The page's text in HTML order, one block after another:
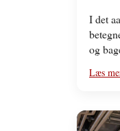
I det
og
Læs